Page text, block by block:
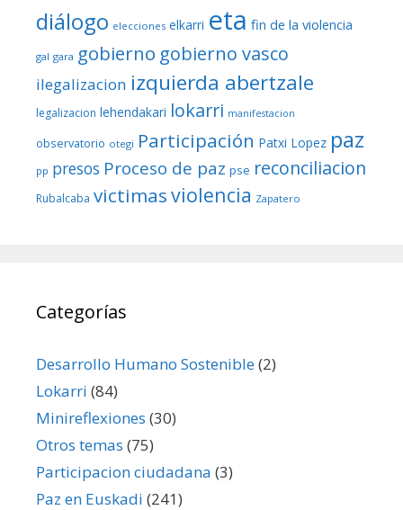
diálogo elecciones elkarri eta fin de la violencia
gal gara gobierno gobierno vasco
ilegalizacion izquierda abertzale
legalizacion lehendakari lokarri manifestacion
observatorio otegi Participación Patxi Lopez paz
pp presos Proceso de paz pse reconciliacion
Rubalcaba victimasviolencia Zapatero
Categorías
Desarrollo Humano Sostenible(2)
Lokarri (84)
Minireflexiones (30)
Otros temas (75)
Participacion ciudadana (3)
Paz en Euskadi (241)